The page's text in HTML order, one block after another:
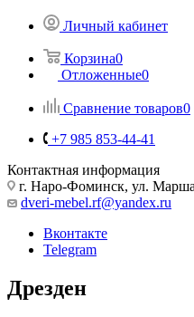
Личный кабинет
Корзина0
Отложенные0
Сравнение товаров0
+7 985 853-44-41
Контактная информация
г. Наро-Фоминск, ул.
dveri-mebel.rf@yandex.ru
Вконтакте
Telegram
Дрезден